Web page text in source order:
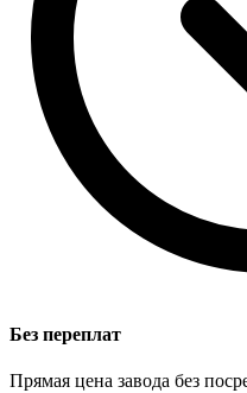
Без переплат
Прямая цена завода без